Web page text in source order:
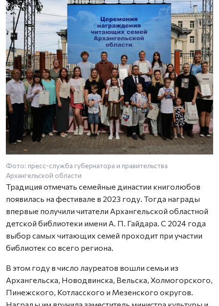
Фото: пресс-служба губернатора и правительства
Архангельской области
Традиция отмечать семейные династии книголюбов
появилась на фестивале в 2023 году. Тогда награды
впервые получили читатели Архангельской областной
детской библиотеки имени А. П. Гайдара. С 2024 года
выбор самых читающих семей проходит при участии
библиотек со всего региона.
В этом году в число лауреатов вошли семьи из
Архангельска, Новодвинска, Вельска, Холмогорского,
Пинежского, Котласского и Мезенского округов.
Награды им вручила заместитель министра культуры и